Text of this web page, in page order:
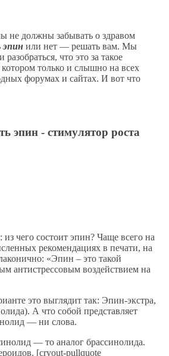
не должны забывать о здравом
эпин или нет — решать вам. Мы
что это за такое
только и слышно на всех
форумах и сайтах. И вот что
чего состоит эпин? Чаще всего на
рекомендациях в печати, на
«Эпин – это такой
антистрессовым воздействием на
это выглядит так: Эпин-экстра,
А что собой представляет
— ни слова.
— то аналог брассинолида.
[cryout-pullquote